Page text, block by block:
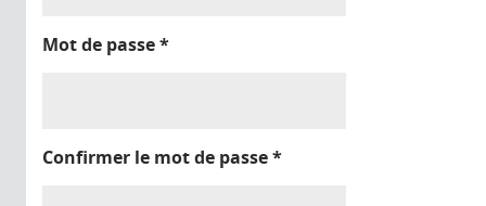
Mot de passe*
Confirmer le mot de passe*